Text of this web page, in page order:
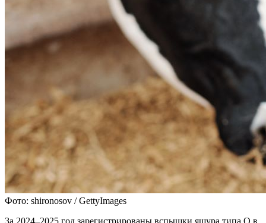
Фото: shironosov / GettyImages
За 2024–2025 год зарегистрированы вспышки ящура типа О в